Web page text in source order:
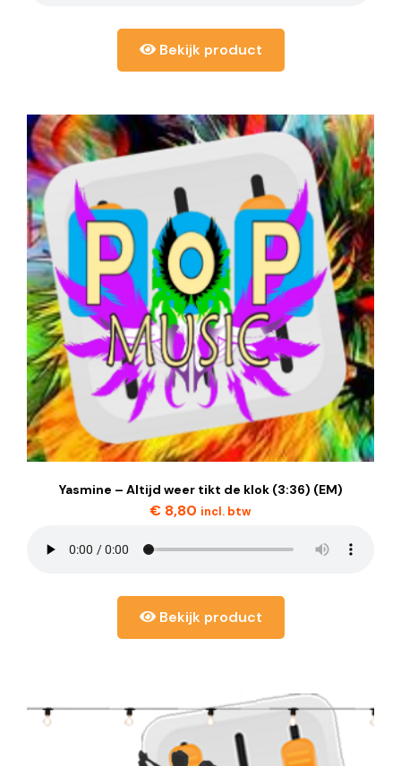
Bekijk product
Yasmine – Altijd weer tikt de klok (3:36) (EM)
€ 8,80 incl. btw
Bekijk product